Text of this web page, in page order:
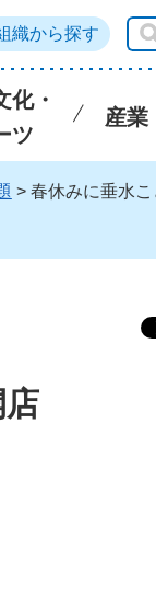
織から探す
化・
ツ
産業
> 春休みに垂水